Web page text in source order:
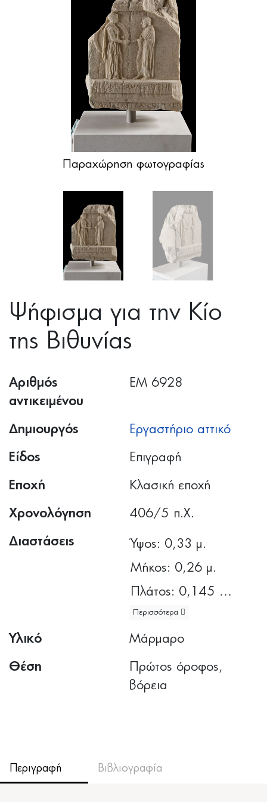
Παραχώρηση φωτογραφίας
Ψήφισμα για την Κίο
της Βιθυνίας
Αριθμός
αντικειμένου
ΕΜ 6928
Δημιουργός Εργαστήριο αττικό
Είδος Επιγραφή
Εποχή Κλασική εποχή
Χρονολόγηση 406/5 π.Χ.
Διαστάσεις
Ύψος: 0,33 μ.
Μήκος: 0,26 μ.
Πλάτος: 0,145 μ.
Διαστάσεις
αναγλύφου: 0,18
x 0,25 μ.
Βάθος
Περισσότερα
Υλικό Μάρμαρο
Θέση
Πρώτος όροφος,
βόρεια
Περιγραφή Βιβλιογραφία